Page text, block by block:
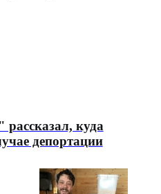
куда
депортации